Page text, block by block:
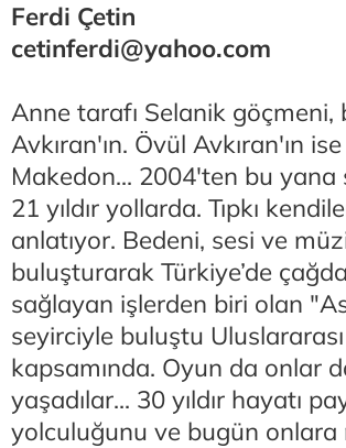
Ferdi Çetin
cetinferdi@yahoo.com
Anne tarafı Selanik
Avkıran'ın. Övül Avkıran'ın
Makedon... 2004'ten bu
21 yıldır yollarda. Tıpkı
anlatıyor. Bedeni, sesi ve
buluşturarak Türkiye’de
sağlayan işlerden biri olan
seyirciyle buluştu
kapsamında. Oyun da onlar
yaşadılar... 30 yıldır hayatı
yolculuğunu ve bugün